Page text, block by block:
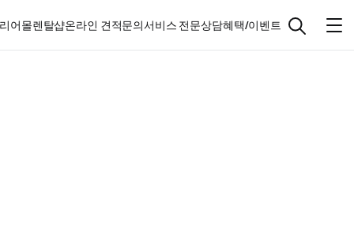
어몰렌탈샵온라인 견적문의서비스 전문상담혜택/이벤트